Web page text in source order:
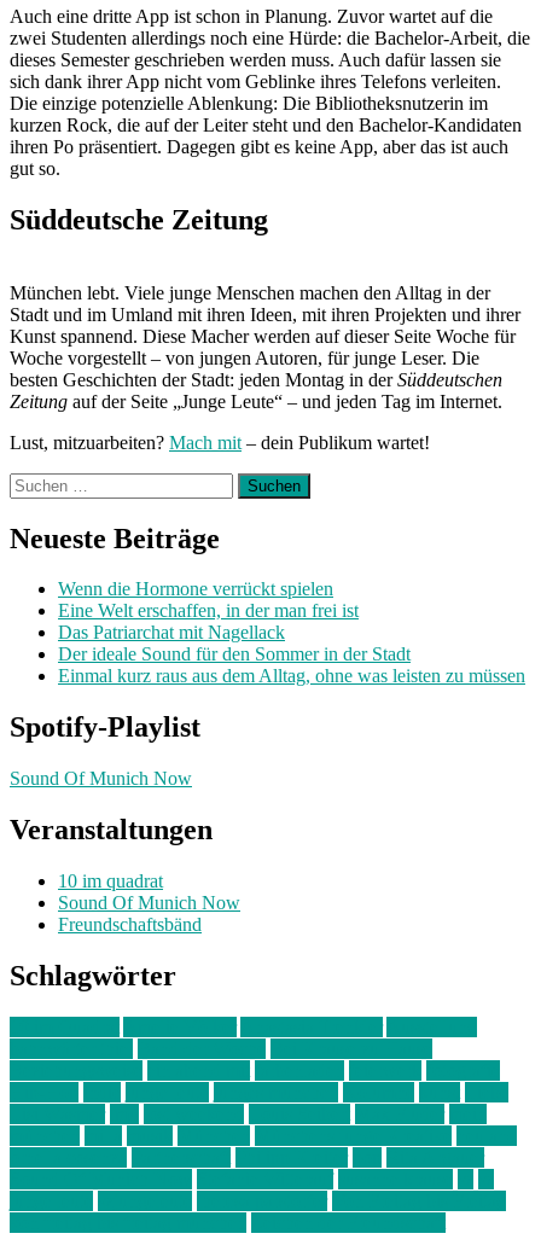
Auch eine dritte App ist schon in Planung. Zuvor wartet auf die
zwei Studenten allerdings noch eine Hürde: die Bachelor-Arbeit, die
dieses Semester geschrieben werden muss. Auch dafür lassen sie
sich dank ihrer App nicht vom Geblinke ihres Telefons verleiten.
Die einzige potenzielle Ablenkung: Die Bibliotheksnutzerin im
kurzen Rock, die auf der Leiter steht und den Bachelor-Kandidaten
ihren Po präsentiert. Dagegen gibt es keine App, aber das ist auch
gut so.
Süddeutsche Zeitung
München lebt. Viele junge Menschen machen den Alltag in der
Stadt und im Umland mit ihren Ideen, mit ihren Projekten und ihrer
Kunst spannend. Diese Macher werden auf dieser Seite Woche für
Woche vorgestellt – von jungen Autoren, für junge Leser. Die
besten Geschichten der Stadt: jeden Montag in derSüddeutschen
Zeitung auf der Seite „Junge Leute“ – und jeden Tag im Internet.
Lust, mitzuarbeiten? Mach mit – dein Publikum wartet!
Suchen
nach:
Neueste Beiträge
Wenn die Hormone verrückt spielen
Eine Welt erschaffen, in der man frei ist
Das Patriarchat mit Nagellack
Der ideale Sound für den Sommer in der Stadt
Einmal kurz raus aus dem Alltag, ohne was leisten zu müssen
Spotify-Playlist
Sound Of Munich Now
Veranstaltungen
10 im quadrat
Sound Of Munich Now
Freundschaftsbänd
Schlagwörter